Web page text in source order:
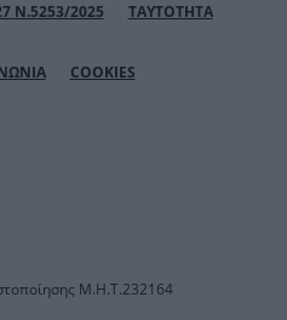
Ν.5253/2025 ΤΑΥΤΟΤΗΤΑ
COOKIES
Μ.Η.Τ.232164